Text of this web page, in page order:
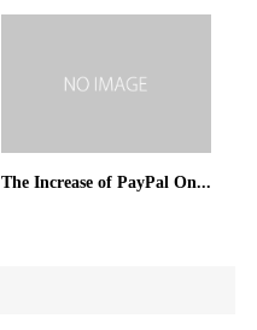
The Increase of PayPal On...